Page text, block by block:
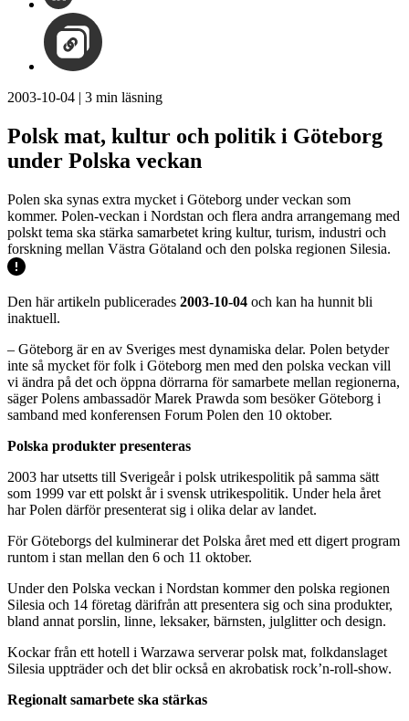
2003-10-04 | 3 min läsning
Polsk mat, kultur och politik i Göteborg
under Polska veckan
Polen ska synas extra mycket i Göteborg under veckan som
kommer. Polen-veckan i Nordstan och flera andra arrangemang med
polskt tema ska stärka samarbetet kring kultur, turism, industri och
forskning mellan Västra Götaland och den polska regionen Silesia.
Den här artikeln publicerades 2003-10-04 och kan ha hunnit bli
inaktuell.
– Göteborg är en av Sveriges mest dynamiska delar. Polen betyder
inte så mycket för folk i Göteborg men med den polska veckan vill
vi ändra på det och öppna dörrarna för samarbete mellan regionerna,
säger Polens ambassadör Marek Prawda som besöker Göteborg i
samband med konferensen Forum Polen den 10 oktober.
Polska produkter presenteras
2003 har utsetts till Sverigeår i polsk utrikespolitik på samma sätt
som 1999 var ett polskt år i svensk utrikespolitik. Under hela året
har Polen därför presenterat sig i olika delar av landet.
För Göteborgs del kulminerar det Polska året med ett digert program
runtom i stan mellan den 6 och 11 oktober.
Under den Polska veckan i Nordstan kommer den polska regionen
Silesia och 14 företag därifrån att presentera sig och sina produkter,
bland annat porslin, linne, leksaker, bärnsten, julglitter och design.
Kockar från ett hotell i Warzawa serverar polsk mat, folkdanslaget
Silesia uppträder och det blir också en akrobatisk rock’n-roll-show.
Regionalt samarbete ska stärkas